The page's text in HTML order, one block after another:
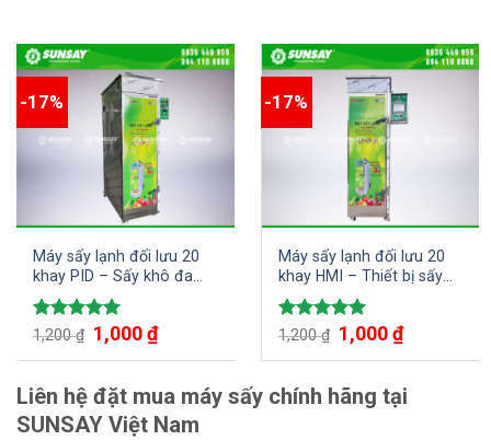
-17%
Máy sấy lạnh đối lưu 20
khay PID – Sấy khô đa
dạng các loại nguyên liệu,
nông sản, dược liệu,…
Được xếp
5.00
1,200₫ 1,000₫
-17%
Máy sấy lạnh đối lưu 20
khay HMI – Thiết bị sấy
tiên tiến, đa năng cho ra
sản phẩm chất lượng cao
Được xếp
5.00
1,200₫ 1,000₫
Liên hệ đặt mua máy sấy chính hãng tại
SUNSAY Việt Nam